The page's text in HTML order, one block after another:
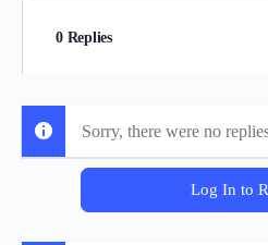
0 Replies
Sorry, there were no
Log In to